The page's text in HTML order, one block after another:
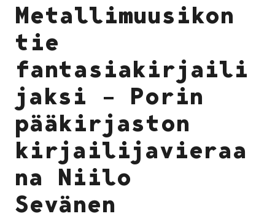
Metallimuusikon
tie
fantasiakirjaili
jaksi – Porin
pääkirjaston
kirjailijavieraa
na Niilo
Sevänen